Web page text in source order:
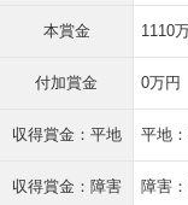
本賞金 1110
付加賞金 0万円
収得賞金：平地 平地
収得賞金：障害 障害